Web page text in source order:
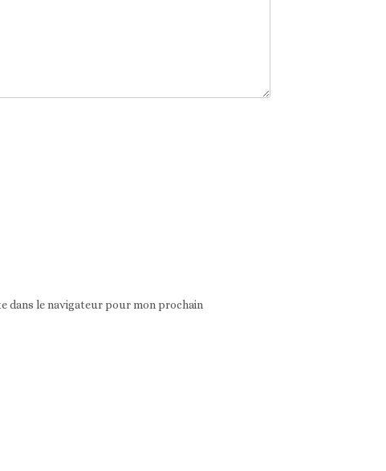
dans le navigateur pour mon prochain